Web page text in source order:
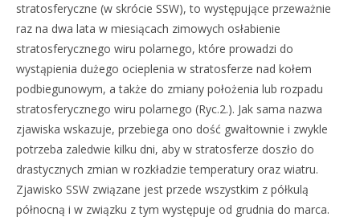
stratosferyczne (w skrócie SSW), to występujące przeważnie
raz na dwa lata w miesiącach zimowych osłabienie
stratosferycznego wiru polarnego, które prowadzi do
wystąpienia dużego ocieplenia w stratosferze nad kołem
podbiegunowym, a także do zmiany położenia lub rozpadu
stratosferycznego wiru polarnego (Ryc.2.). Jak sama nazwa
zjawiska wskazuje, przebiega ono dość gwałtownie i zwykle
potrzeba zaledwie kilku dni, aby w stratosferze doszło do
drastycznych zmian w rozkładzie temperatury oraz wiatru.
Zjawisko SSW związane jest przede wszystkim z półkulą
północną i w związku z tym występuje od grudnia do marca.